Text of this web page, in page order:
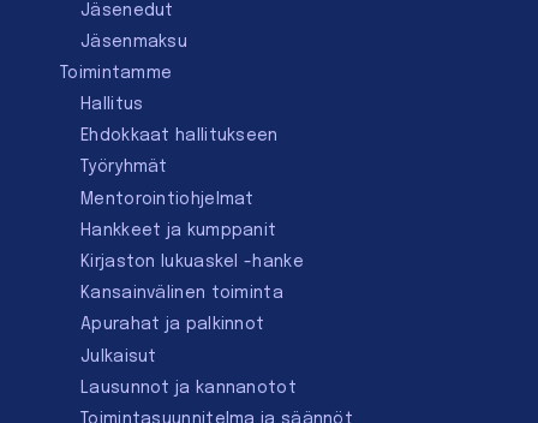
Jäsenedut
Jäsenmaksu
Toimintamme
Hallitus
Ehdokkaat hallitukseen
Työryhmät
Mentorointi­ohjelmat
Hankkeet ja kumppanit
Kirjaston lukuaskel -hanke
Kansainvälinen toiminta
Apurahat ja palkinnot
Julkaisut
Lausunnot ja kannanotot
Toimintasuunnitelma ja säännöt